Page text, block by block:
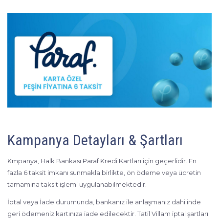
Kampanya Detayları & Şartları
Kmpanya, Halk Bankası Paraf Kredi Kartları için geçerlidir. En
fazla 6 taksit imkanı sunmakla birlikte, ön ödeme veya ücretin
tamamına taksit işlemi uygulanabilmektedir.
İptal veya İade durumunda, bankanız ile anlaşmanız dahilinde
geri ödemeniz kartınıza iade edilecektir. Tatil Villam iptal şartları